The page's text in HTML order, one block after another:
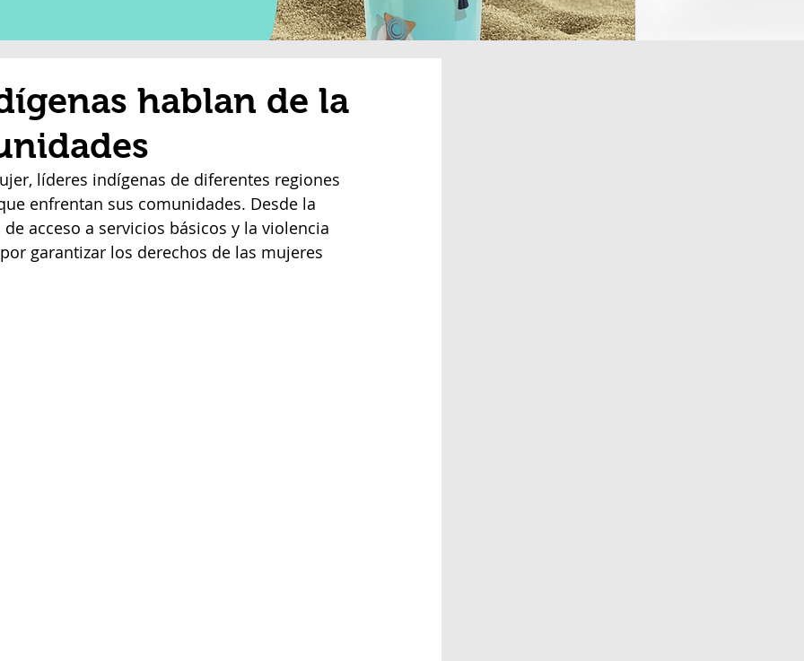
hablan de la
líderes indígenas de diferentes regiones
enfrentan sus comunidades. Desde la
acceso a servicios básicos y la violencia
garantizar los derechos de las mujeres